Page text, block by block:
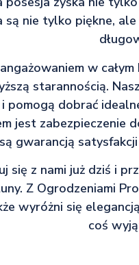
są nie tylko piękne,
w
starannością.
pomogą dobrać
jest zabezpieczenie
gwarancją
się z nami już dziś i
Z Ogrodzeniami
wyróżni się
coś